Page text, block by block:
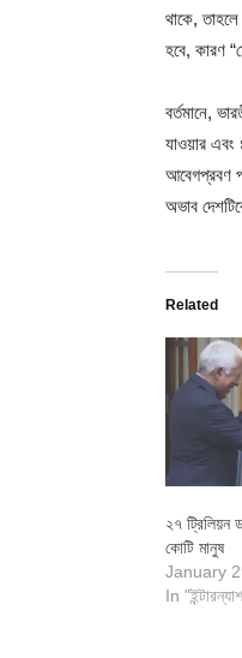
থাকে,
হবে, কারণ
বর্তমানে,
যাওয়ার এবং
আবেগপ্রবণ
অভাব
Related
২৭ ট্রিলিয়ন
কোটি মানুষ
January
In